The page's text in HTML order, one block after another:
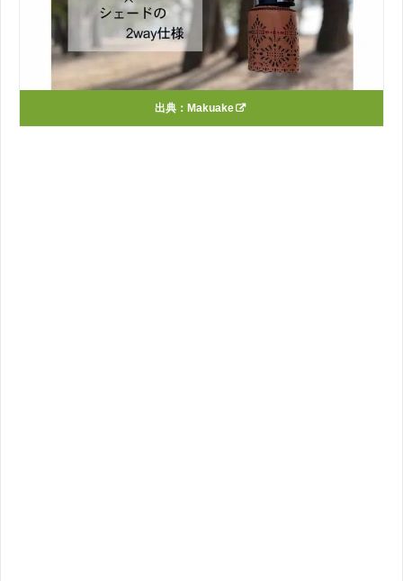
出典： Makuake